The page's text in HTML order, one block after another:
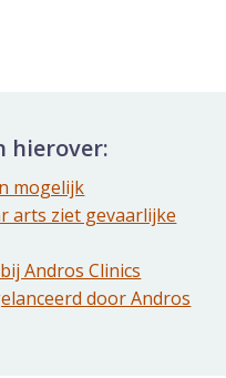
hierover:
mogelijk
arts ziet gevaarlijke
Andros Clinics
door Andros